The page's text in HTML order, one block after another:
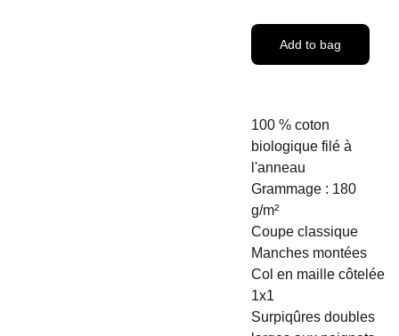
Add to bag
100 % coton
biologique filé à
l'anneau
Grammage : 180
g/m²
Coupe classique
Manches montées
Col en maille côtelée
1x1
Surpiqûres doubles